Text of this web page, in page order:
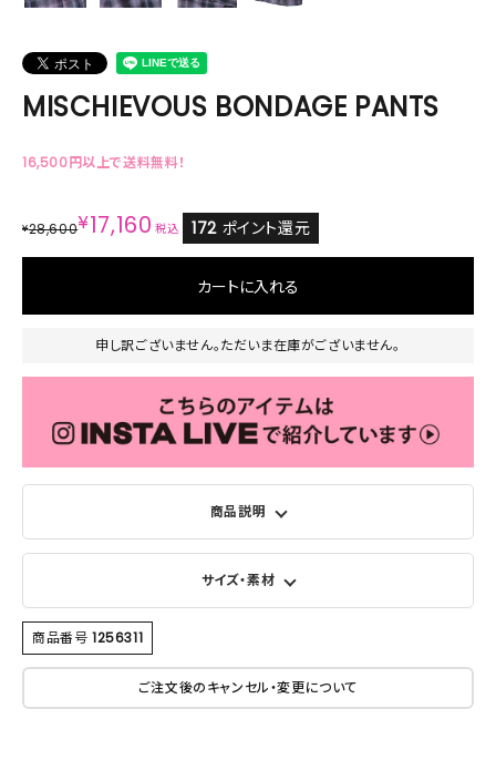
MISCHIEVOUS BONDAGE PANTS
16,500円以上で送料無料！
¥28,600¥17,160 税込 172 ポイント還元
カートに入れる
申し訳ございません。ただいま在庫がございません。
商品説明
サイズ・素材
商品番号 1256311
ご注文後のキャンセル・変更について